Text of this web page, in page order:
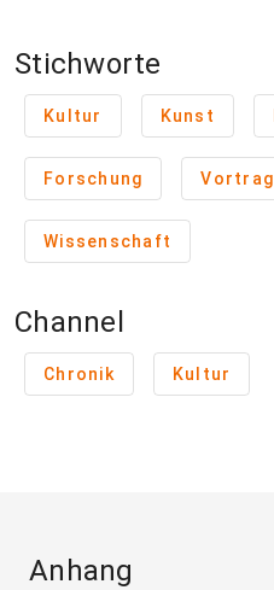
Stichworte
Kultur Kunst
Forschung Vortrag
Wissenschaft
Channel
Chronik Kultur
Anhang